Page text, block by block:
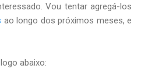
Vou tentar agregá-los
ao longo dos próximos meses, e
abaixo: